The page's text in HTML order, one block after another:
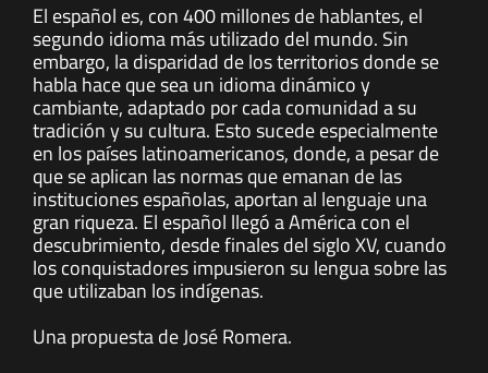
El español es, con 400 millones de hablantes, el
segundo idioma más utilizado del mundo. Sin
embargo, la disparidad de los territorios donde se
habla hace que sea un idioma dinámico y
cambiante, adaptado por cada comunidad a su
tradición y su cultura. Esto sucede especialmente
en los países latinoamericanos, donde, a pesar de
que se aplican las normas que emanan de las
instituciones españolas, aportan al lenguaje una
gran riqueza. El español llegó a América con el
descubrimiento, desde finales del siglo XV, cuando
los conquistadores impusieron su lengua sobre las
que utilizaban los indígenas.
Una propuesta de José Romera.